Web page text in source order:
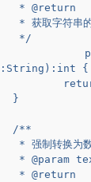
		 * @return
* 获取字符串
		 */
{
		}
		/**
* 强制转换为
* @param
		 * @return